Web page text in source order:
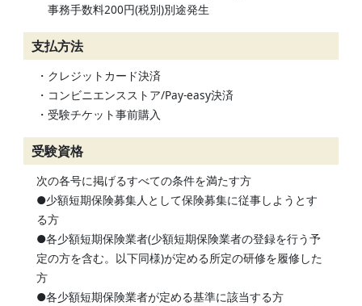
事務手数料200円(税別)別途発生
支払方法
・クレジットカード決済
・コンビニエンスストア/Pay-easy決済
・受験チケット事前購入
受験資格
次の各号に掲げるすべての条件を満たす方
●少額短期保険募集人として保険募集に従事しようとす
る方
●各少額短期保険業者(少額短期保険業者の登録を行う予
定の方を含む。以下同様)が定める所定の研修を履修した
方
●各少額短期保険業者が定める基準に該当する方